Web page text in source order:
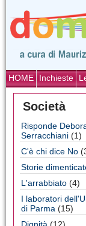
HOME Inchieste
Società
Risponde
Serracchiani (1)
C'è chi dice No
Storie
L'arrabbiato (4)
I laboratori
di Parma (15)